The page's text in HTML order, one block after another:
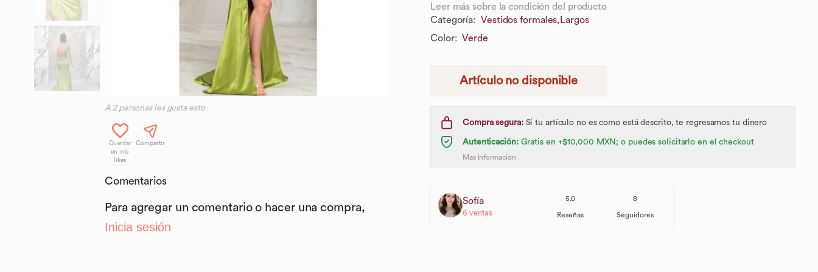
A 2personas les gusta esto
Guardar
en mis
likes
Compartir
Comentarios
Para agregar un comentario o hacer una compra,
Inicia sesión
Leer más sobre la condición del producto
Categoría: Vestidos formales, Largos
Color: Verde
Artículo no disponible
Compra segura:Si tu artículo no es como está descrito, te regresamos tu dinero
Autenticación:Gratis en +$10,000 MXN; o puedes solicitarlo en el checkout
Más información
Sofía
6 ventas
5.0
Reseñas
8
Seguidores